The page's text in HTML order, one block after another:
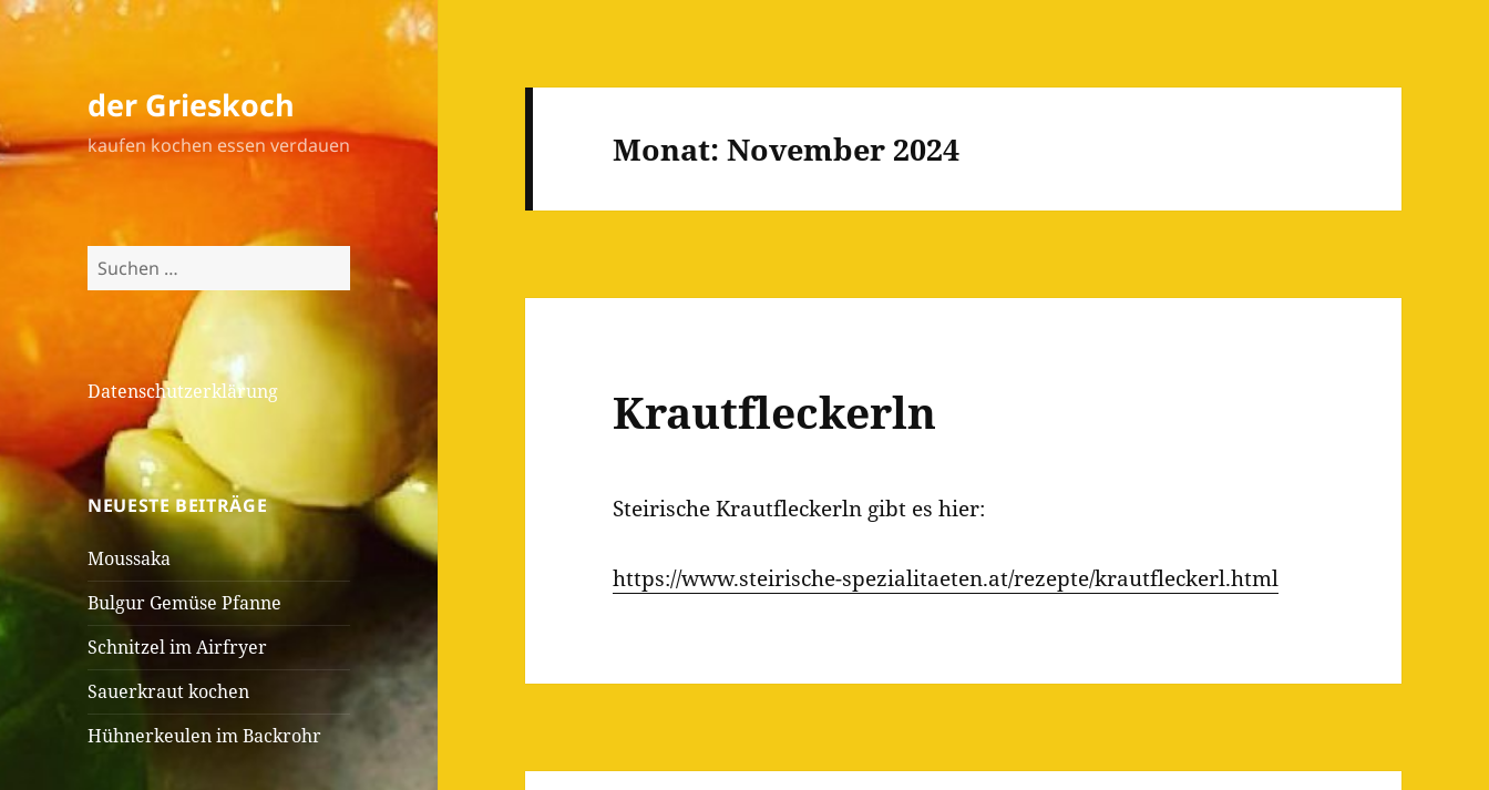
der Grieskoch
kaufen kochen essen verdauen
Suchen
nach:
Datenschutzerklärung
NEUESTE BEITRÄGE
Moussaka
Bulgur Gemüse Pfanne
Schnitzel im Airfryer
Sauerkraut kochen
Hühnerkeulen im Backrohr
Monat:November 2024
Krautfleckerln
Steirische Krautfleckerln gibt es hier:
https://www.steirische-spezialitaeten.at/rezepte/krautfleckerl.html